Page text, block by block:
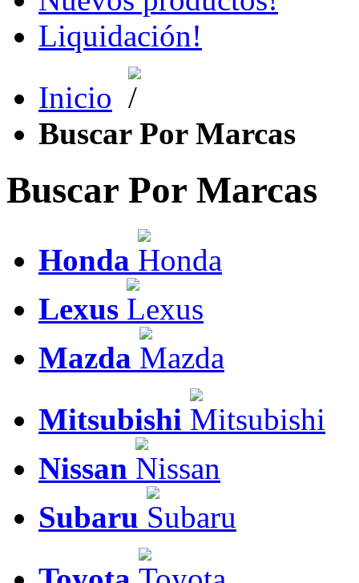
Liquidación!
Inicio
Buscar Por Marcas
Buscar Por Marcas
Honda
Lexus
Mazda
Mitsubishi
Nissan
Subaru